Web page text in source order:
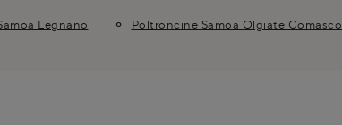
Legnano Poltroncine Samoa Olgiate Comasco